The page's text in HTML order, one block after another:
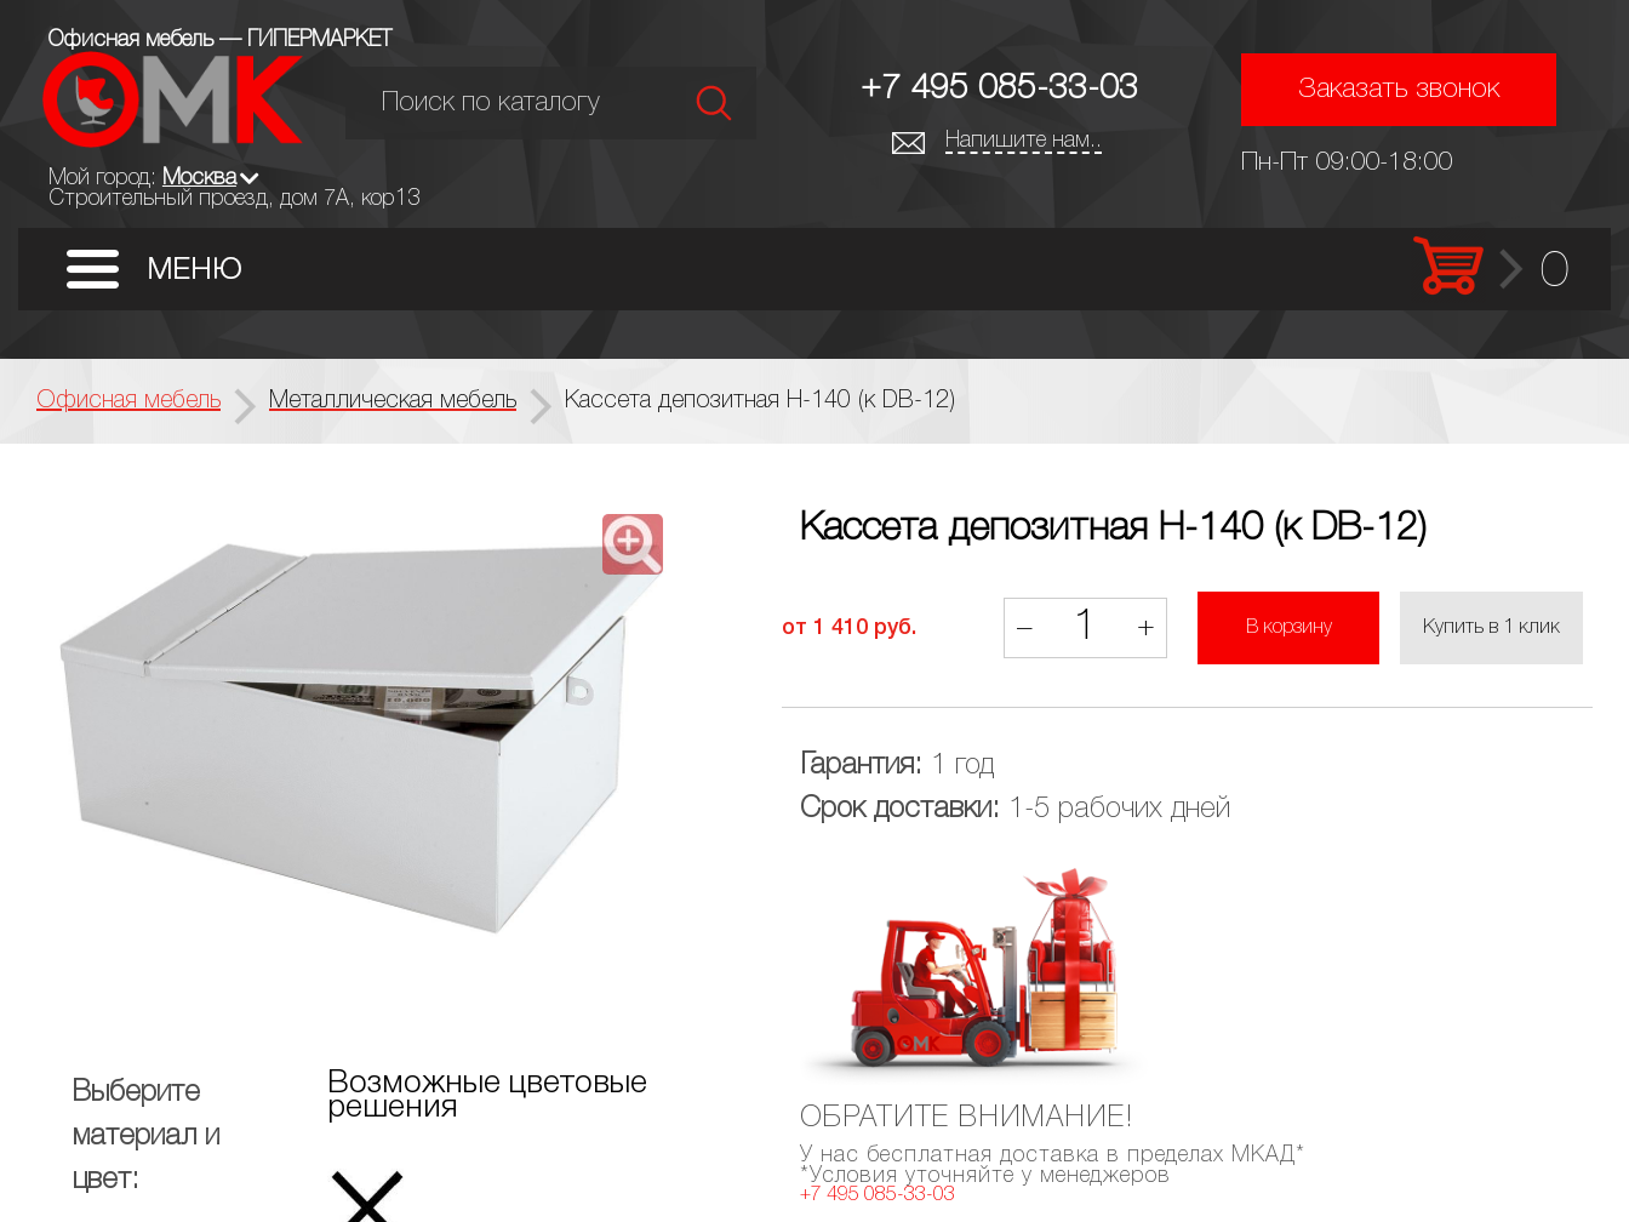
Офисная мебель — ГИПЕРМАРКЕТ
Мой город:
Москва
Строительный проезд, дом 7А, кор13
+7 495 085-33-03
Напишите нам..
Заказать звонок
Пн-Пт 09:00-18:00
0
Офисная мебель Металлическая мебель Кассета депозитная Н-140 (к DB-12)
Выберите
материал и
цвет:
Возможные цветовые
решения
Кассета депозитная Н-140 (к DB-12)
от 1 410 руб. – 1 + В корзину Купить в 1 клик
Гарантия: 1 год
Срок доставки: 1-5 рабочих дней
ОБРАТИТЕ ВНИМАНИЕ!
У нас бесплатная доставка в пределах МКАД*
*Условия уточняйте у менеджеров
+7 495 085-33-03